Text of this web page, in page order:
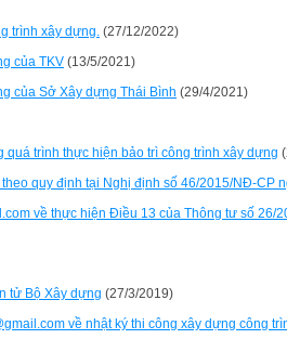
trình xây dựng. (27/12/2022)
của TKV (13/5/2021)
của Sở Xây dựng Thái Bình (29/4/2021)
trình thực hiện bảo trì công trình xây dựng
quy định tại Nghị định số 46/2015/NĐ-CP
về thực hiện Điều 13 của Thông tư số 26/
tử Bộ Xây dựng (27/3/2019)
về nhật ký thi công xây dựng công